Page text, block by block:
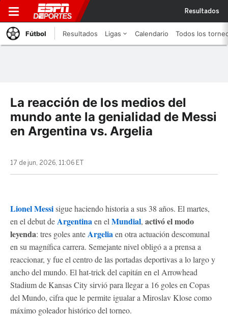
Resultados
Fútbol Resultados Ligas Calendario Todos los
La reacción de los medios del
mundo ante la genialidad de Messi
en Argentina vs. Argelia
17 de jun, 2026, 11:06 ET
Lionel Messisigue haciendo historia a sus 38 años. El martes,
en el debut deArgentinaen el Mundial, activó el modo
leyenda: tres goles anteArgeliaen otra actuación descomunal
en su magnífica carrera. Semejante nivel obligó a a prensa a
reaccionar, y fue el centro de las portadas deportivas a lo largo y
ancho del mundo. El hat-trick del capitán en el Arrowhead
Stadium de Kansas City sirvió para llegar a 16 goles en Copas
del Mundo, cifra que le permite igualar a Miroslav Klose como
máximo goleador histórico del torneo.